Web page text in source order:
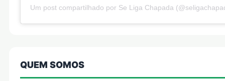
Um post compartilhado por Se Liga Chapada
QUEM SOMOS